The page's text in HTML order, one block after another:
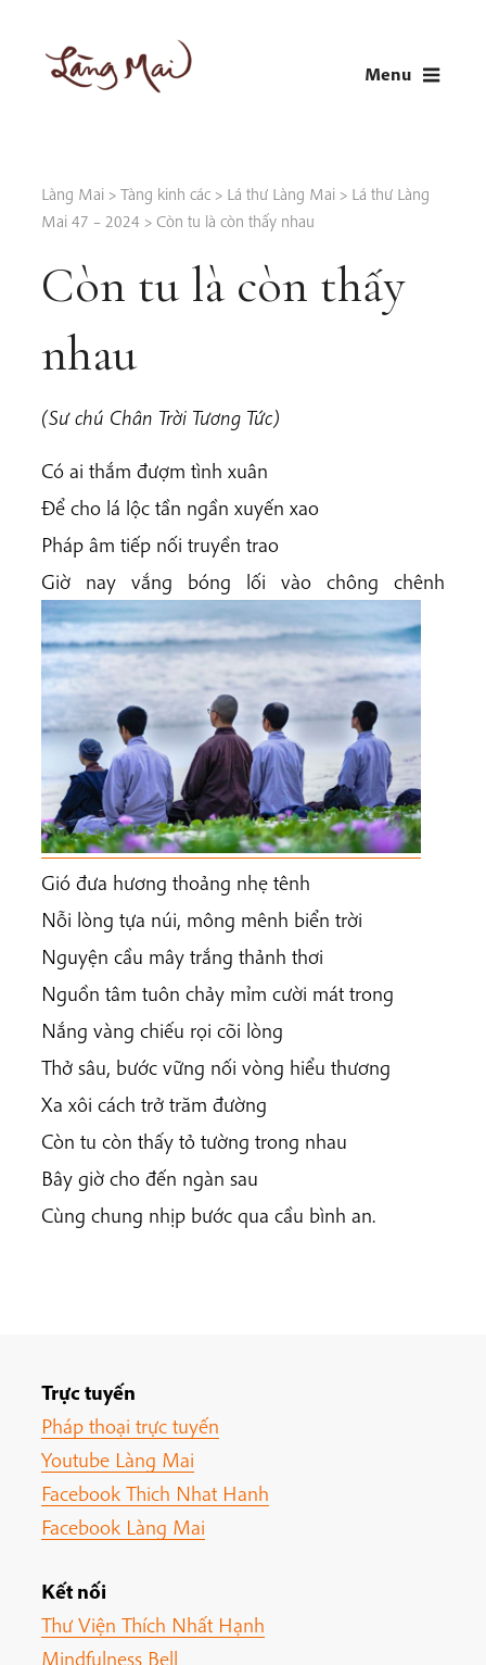
content
Menu
Làng Mai > Tàng kinh các > Lá thư Làng Mai > Lá thư Làng
Mai 47 – 2024 > Còn tu là còn thấy nhau
Còn tu là còn thấy
nhau
(Sư chú Chân Trời Tương Tức)
Có ai thắm đượm tình xuân
Để cho lá lộc tần ngần xuyến xao
Pháp âm tiếp nối truyền trao
Giờ nay vắng bóng lối vào chông chênh
Gió đưa hương thoảng nhẹ tênh
Nỗi lòng tựa núi, mông mênh biển trời
Nguyện cầu mây trắng thảnh thơi
Nguồn tâm tuôn chảy mỉm cười mát trong
Nắng vàng chiếu rọi cõi lòng
Thở sâu, bước vững nối vòng hiểu thương
Xa xôi cách trở trăm đường
Còn tu còn thấy tỏ tường trong nhau
Bây giờ cho đến ngàn sau
Cùng chung nhịp bước qua cầu bình an.
Trực tuyến
Pháp thoại trực tuyến
Youtube Làng Mai
Facebook Thich Nhat Hanh
Facebook Làng Mai
Kết nối
Thư Viện Thích Nhất Hạnh
Mindfulness Bell